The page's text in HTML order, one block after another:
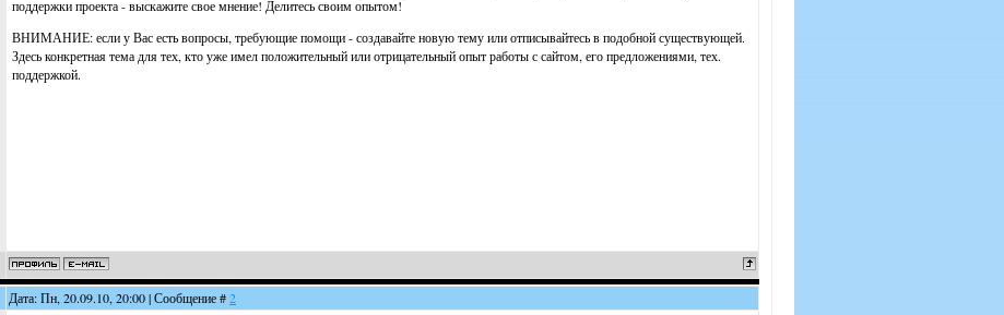
поддержки проекта - выскажите свое мнение! Делитесь своим опытом!
ВНИМАНИЕ: если у Вас есть вопросы, требующие помощи - создавайте новую тему или отписывайтесь в подобной существующей.
Здесь конкретная тема для тех, кто уже имел положительный или отрицательный опыт работы с сайтом, его предложениями, тех.
поддержкой.
Дата: Пн, 20.09.10, 20:00 | Сообщение #2